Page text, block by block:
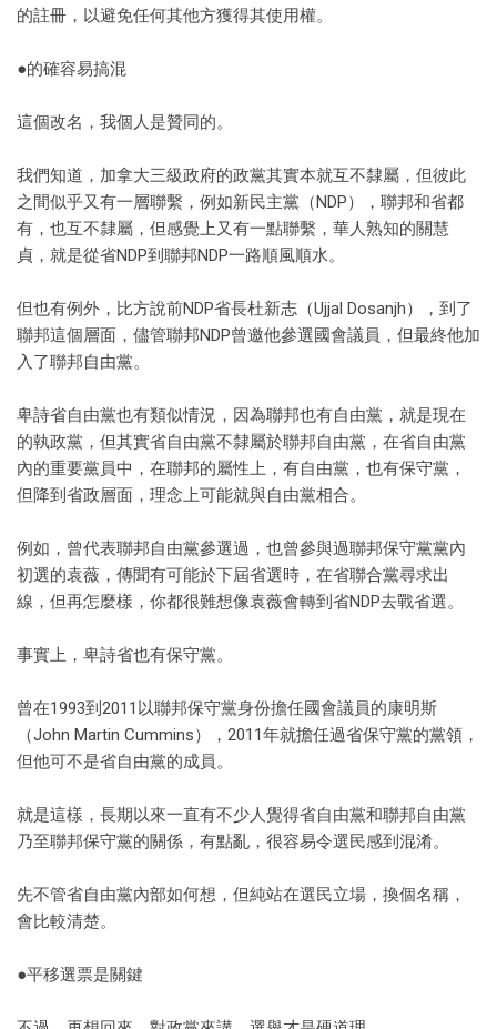
的註冊，以避免任何其他方獲得其使用權。
●的確容易搞混
這個改名，我個人是贊同的。
我們知道，加拿大三級政府的政黨其實本就互不隸屬，但彼此
之間似乎又有一層聯繫，例如新民主黨（NDP），聯邦和省都
有，也互不隸屬，但感覺上又有一點聯繫，華人熟知的關慧
貞，就是從省NDP到聯邦NDP一路順風順水。
但也有例外，比方說前NDP省長杜新志（Ujjal Dosanjh），到了
聯邦這個層面，儘管聯邦NDP曾邀他參選國會議員，但最終他加
入了聯邦自由黨。
卑詩省自由黨也有類似情況，因為聯邦也有自由黨，就是現在
的執政黨，但其實省自由黨不隸屬於聯邦自由黨，在省自由黨
內的重要黨員中，在聯邦的屬性上，有自由黨，也有保守黨，
但降到省政層面，理念上可能就與自由黨相合。
例如，曾代表聯邦自由黨參選過，也曾參與過聯邦保守黨黨內
初選的袁薇，傳聞有可能於下屆省選時，在省聯合黨尋求出
線，但再怎麼樣，你都很難想像袁薇會轉到省NDP去戰省選。
事實上，卑詩省也有保守黨。
曾在1993到2011以聯邦保守黨身份擔任國會議員的康明斯
（John Martin Cummins），2011年就擔任過省保守黨的黨領，
但他可不是省自由黨的成員。
就是這樣，長期以來一直有不少人覺得省自由黨和聯邦自由黨
乃至聯邦保守黨的關係，有點亂，很容易令選民感到混淆。
先不管省自由黨內部如何想，但純站在選民立場，換個名稱，
會比較清楚。
●平移選票是關鍵